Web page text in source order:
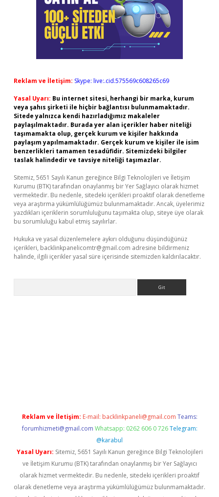
Reklam ve İletişim: Skype: live:.cid.575569c608265c69
Yasal Uyarı: Bu internet sitesi, herhangi bir marka, kurum
veya şahıs şirketi ile hiçbir bağlantısı bulunmamaktadır.
Sitede yalnızca kendi hazırladığımız makaleler
paylaşılmaktadır. Burada yer alan içerikler haber niteliği
taşımamakta olup, gerçek kurum ve kişiler hakkında
paylaşım yapılmamaktadır. Gerçek kurum ve kişiler ile isim
benzerlikleri tamamen tesadüfidir. Sitemizdeki bilgiler
taslak halindedir ve tavsiye niteliği taşımazlar.
Sitemiz, 5651 Sayılı Kanun gereğince Bilgi Teknolojileri ve İletişim
Kurumu (BTK) tarafından onaylanmış bir Yer Sağlayıcı olarak hizmet
vermektedir. Bu nedenle, sitedeki içerikleri proaktif olarak denetleme
veya araştırma yükümlülüğümüz bulunmamaktadır. Ancak, üyelerimiz
yazdıkları içeriklerin sorumluluğunu taşımakta olup, siteye üye olarak
bu sorumluluğu kabul etmiş sayılırlar.
Hukuka ve yasal düzenlemelere aykırı olduğunu düşündüğünüz
içerikleri, backlinkpanelicomtr@gmail.com adresine bildirmeniz
halinde, ilgili içerikler yasal süre içerisinde sitemizden kaldırılacaktır.
Reklam ve İletişim: E-mail: backlinkpaneli@gmail.com Teams:
forumhizmeti@gmail.com Whatsapp: 0262 606 0 726 Telegram:
@karabul
Yasal Uyarı: Sitemiz, 5651 Sayılı Kanun gereğince Bilgi Teknolojileri
ve İletişim Kurumu (BTK) tarafından onaylanmış bir Yer Sağlayıcı
olarak hizmet vermektedir. Bu nedenle, sitedeki içerikleri proaktif
olarak denetleme veya araştırma yükümlülüğümüz bulunmamaktadır.